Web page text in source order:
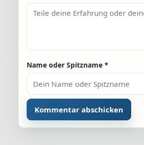
Name oder Spitzname *